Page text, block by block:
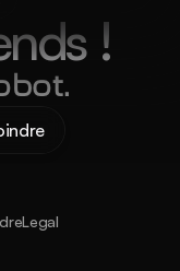
!
Legal